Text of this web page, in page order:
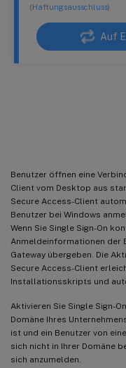
(Haftungsausschluss)
Auf
Benutzer öffnen eine
Client vom Desktop aus
Secure Access-Client
Benutzer bei Windows
Wenn Sie Single Sign-On
Anmeldeinformationen der
Gateway übergeben. Die
Secure Access-Client
Installationsskripts und
Aktivieren Sie Single Sign-
Domäne Ihres
ist und ein Benutzer von
sich nicht in Ihrer Domäne
sich anzumelden.